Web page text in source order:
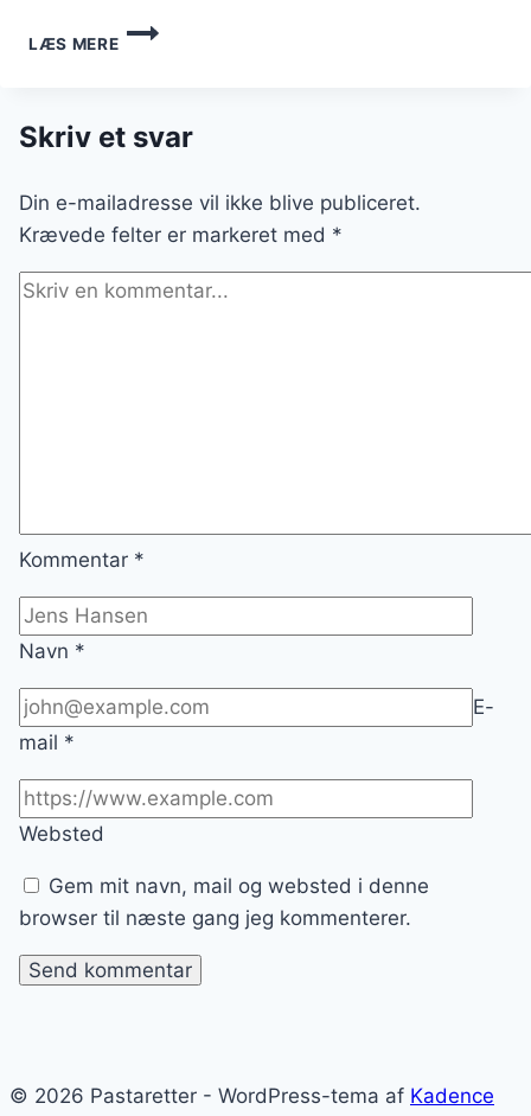
LÆS MERE
PASTARETTER
TIL
PERFEKTE
OPSKRIFTER
Skriv et svar
Din e-mailadresse vil ikke blive publiceret.
Krævede felter er markeret med *
Kommentar *
Navn *
E-
mail *
Websted
Gem mit navn, mail og websted i denne
browser til næste gang jeg kommenterer.
© 2026 Pastaretter - WordPress-tema af Kadence